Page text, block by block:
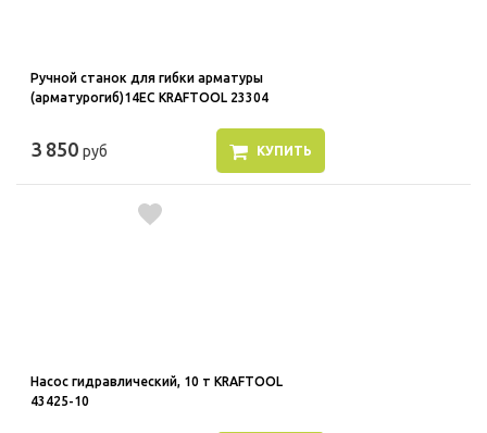
Ручной станок для гибки арматуры
(арматурогиб)14ЕС KRAFTOOL 23304
3 850 руб КУПИТЬ
Насос гидравлический, 10 т KRAFTOOL
43425-10